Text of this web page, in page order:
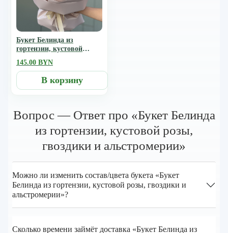
Букет Белинда из
гортензии, кустовой
альстромерии
145.00 BYN
В корзину
Вопрос — Ответ про «Букет Белинда
из гортензии, кустовой розы,
гвоздики и альстромерии»
Можно ли изменить состав/цвета букета «Букет
Белинда из гортензии, кустовой розы, гвоздики и
альстромерии»?
Сколько времени займёт доставка «Букет Белинда из